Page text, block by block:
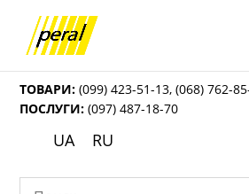
ТОВАРИ: (099) 423-51-13,(068) 762-
ПОСЛУГИ: (097) 487-18-70
UA RU